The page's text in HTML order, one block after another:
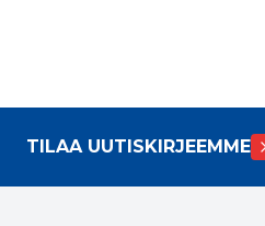
TILAA UUTISKIRJEEMME